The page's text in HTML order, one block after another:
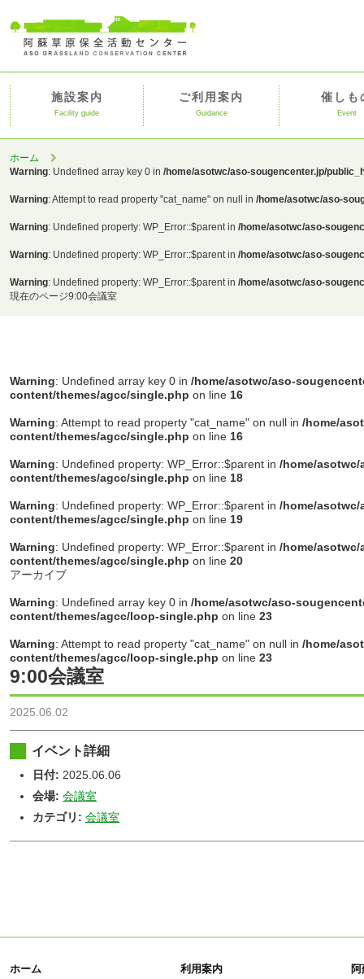
施設案内
Facility guide
ご利用案内
Guidance
催しも
Event
ホーム
Warning: Undefined array key 0 in /home/asotwc/aso-sougencenter.jp/
Warning: Attempt to read property "cat_name" on null in /home/asotwc/aso-
Warning: Undefined property: WP_Error::$parent in /home/asotwc/aso-
Warning: Undefined property: WP_Error::$parent in /home/asotwc/aso-
Warning: Undefined property: WP_Error::$parent in /home/asotwc/aso-
現在のページ9:00会議室
Warning: Undefined array key 0 in /home/asotwc/aso-
content/themes/agcc/single.php on line 16
Warning: Attempt to read property "cat_name" on null in /home/
content/themes/agcc/single.php on line 16
Warning: Undefined property: WP_Error::$parent in /home/
content/themes/agcc/single.php on line 18
Warning: Undefined property: WP_Error::$parent in /home/
content/themes/agcc/single.php on line 19
Warning: Undefined property: WP_Error::$parent in /home/
content/themes/agcc/single.php on line 20
アーカイブ
Warning: Undefined array key 0 in /home/asotwc/aso-
content/themes/agcc/loop-single.php on line 23
Warning: Attempt to read property "cat_name" on null in /home/
content/themes/agcc/loop-single.php on line 23
9:00会議室
2025.06.02
イベント詳細
日付: 2025.06.06
会場: 会議室
カテゴリ: 会議室
ホーム
利用案内